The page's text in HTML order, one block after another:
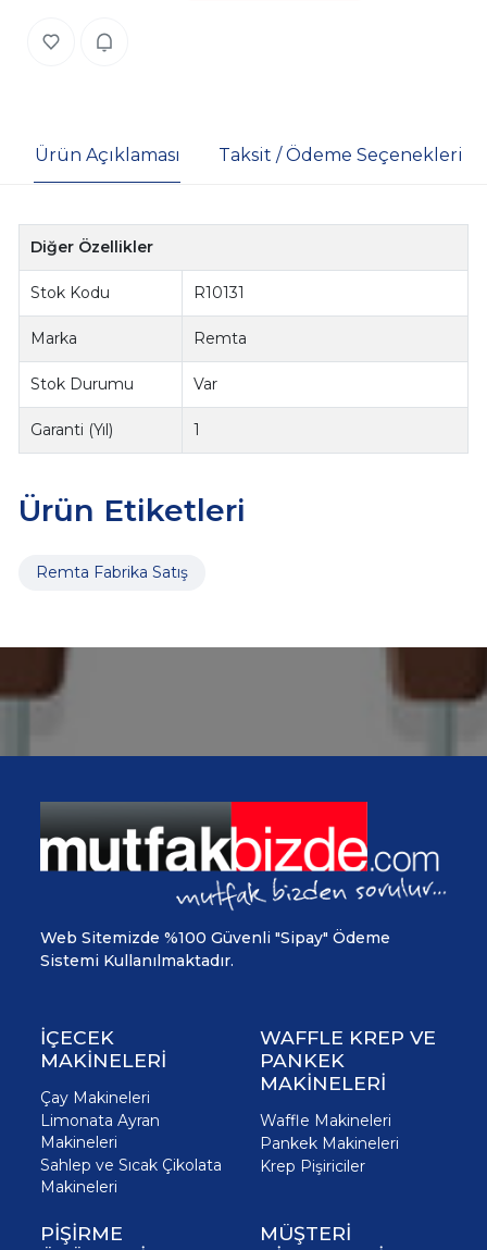
Ürün Açıklaması Taksit / Ödeme Seçenekleri
Diğer Özellikler
Stok Kodu R10131
Marka Remta
Stok Durumu Var
Garanti (Yıl) 1
Ürün Etiketleri
Remta Fabrika Satış
Web Sitemizde %100 Güvenli "Sipay" Ödeme
Sistemi Kullanılmaktadır.
İÇECEK
MAKİNELERİ
Çay Makineleri
Limonata Ayran
Makineleri
Sahlep ve Sıcak Çikolata
Makineleri
WAFFLE KREP VE
PANKEK
MAKİNELERİ
Waffle Makineleri
Pankek Makineleri
Krep Pişiriciler
PİŞİRME
MÜŞTERİ